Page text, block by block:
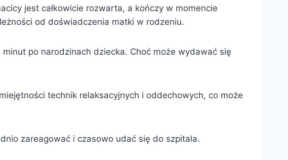
jest całkowicie rozwarta, a kończy w momencie
od doświadczenia matki w rodzeniu.
po narodzinach dziecka. Choć może wydawać się
technik relaksacyjnych i oddechowych, co może
zareagować i czasowo udać się do szpitala.